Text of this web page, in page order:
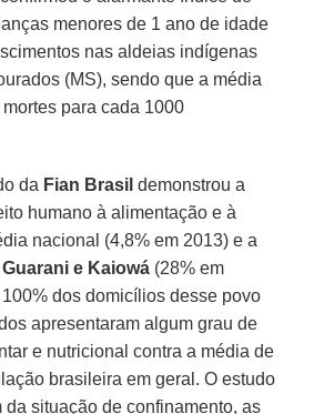
menores de 1 ano de idade
nas aldeias indígenas
(MS), sendo que a média
para cada 1000
da Fian Brasil demonstrou a
humano à alimentação e à
nacional (4,8% em 2013) e a
e Kaiowá (28% em
dos domicílios desse povo
apresentaram algum grau de
e nutricional contra a média de
brasileira em geral. O estudo
da situação de confinamento, as